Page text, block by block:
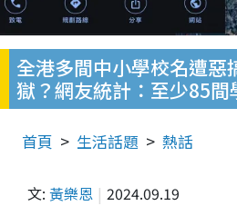
全港多間中小學校名遭惡
獄？網友統計：至少85間
首頁 生活話題 熱話
文: 黃樂恩 2024.09.19